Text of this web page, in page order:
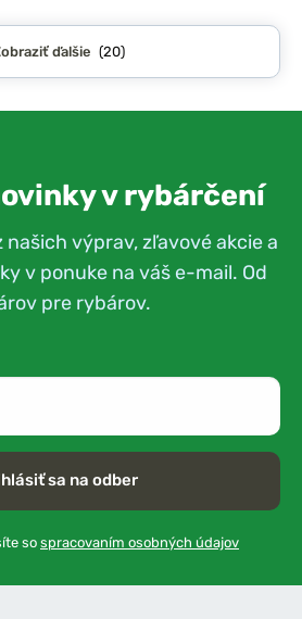
ďalšie (20)
v rybárčení
našich výprav, zľavové akcie a
v ponuke na váš e-mail. Od
pre rybárov.
sa na odber
so spracovaním osobných údajov